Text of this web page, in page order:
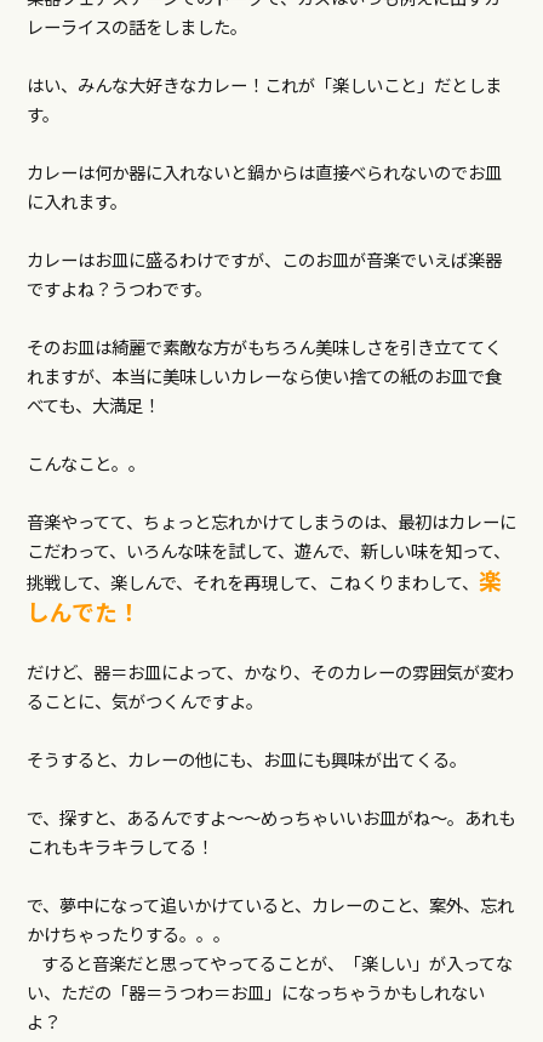
レーライスの話をしました。
はい、みんな大好きなカレー！これが「楽しいこと」だとしま
す。
カレーは何か器に入れないと鍋からは直接べられないのでお皿
に入れます。
カレーはお皿に盛るわけですが、このお皿が音楽でいえば楽器
ですよね？うつわです。
そのお皿は綺麗で素敵な方がもちろん美味しさを引き立ててく
れますが、本当に美味しいカレーなら使い捨ての紙のお皿で食
べても、大満足！
こんなこと。。
音楽やってて、ちょっと忘れかけてしまうのは、最初はカレーに
こだわって、いろんな味を試して、遊んで、新しい味を知って、
挑戦して、楽しんで、それを再現して、こねくりまわして、 楽
しんでた！
だけど、器＝お皿によって、かなり、そのカレーの雰囲気が変わ
ることに、気がつくんですよ。
そうすると、カレーの他にも、お皿にも興味が出てくる。
で、探すと、あるんですよ～～めっちゃいいお皿がね～。あれも
これもキラキラしてる！
で、夢中になって追いかけていると、カレーのこと、案外、忘れ
かけちゃったりする。。。
すると音楽だと思ってやってることが、「楽しい」が入ってな
い、ただの「器＝うつわ＝お皿」になっちゃうかもしれない
よ？